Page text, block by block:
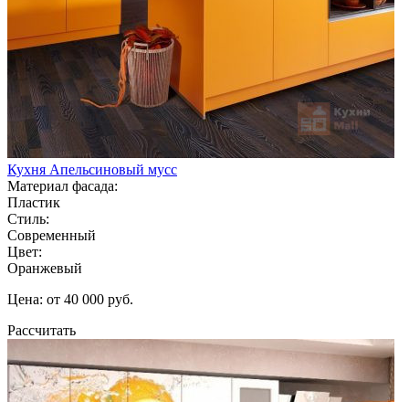
Кухня Апельсиновый мусс
Материал фасада:
Пластик
Стиль:
Современный
Цвет:
Оранжевый
Цена: от 40 000 руб.
Рассчитать